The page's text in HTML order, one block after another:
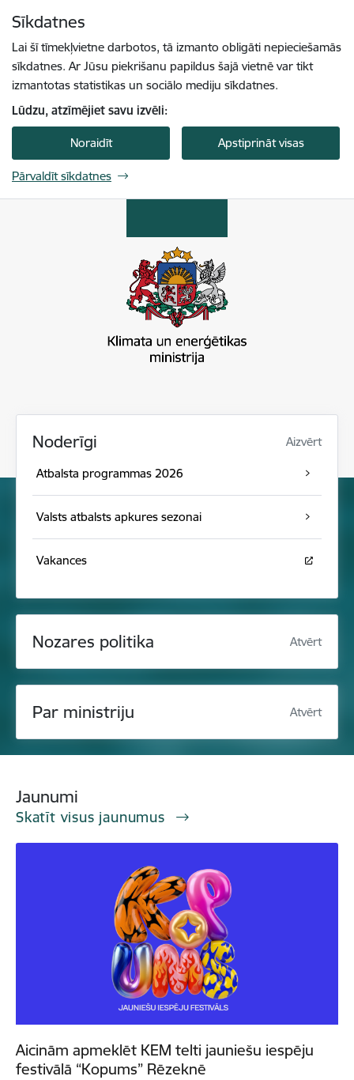
Sīkdatnes
Lai šī tīmekļvietne darbotos, tā izmanto obligāti nepieciešamās
sīkdatnes. Ar Jūsu piekrišanu papildus šajā vietnē var tikt
izmantotas statistikas un sociālo mediju sīkdatnes.
Lūdzu, atzīmējiet savu izvēli:
Noraidīt Apstiprināt visas
Pārvaldīt sīkdatnes
Noderīgi Aizvērt
Atbalsta programmas 2026
Valsts atbalsts apkures sezonai
Vakances
Nozares politika Atvērt
Par ministriju Atvērt
Jaunumi
Skatīt visus jaunumus
Aicinām apmeklēt KEM telti jauniešu iespēju
festivālā “Kopums” Rēzeknē